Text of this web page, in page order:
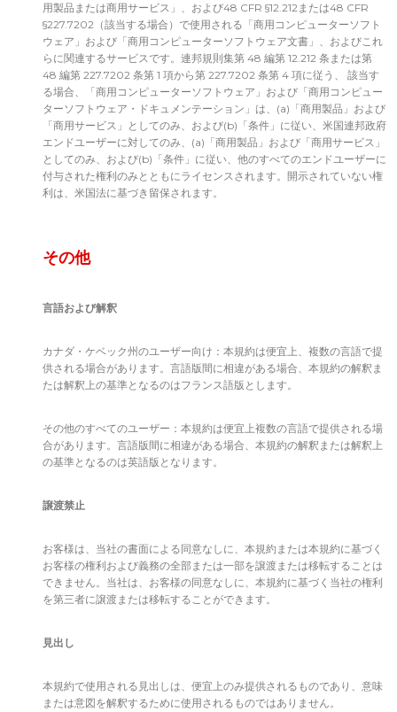
用製品または商用サービス」、および48 CFR §12.212または48 CFR
§227.7202（該当する場合）で使用される「商用コンピューターソフト
ウェア」および「商用コンピューターソフトウェア文書」、およびこれ
らに関連するサービスです。連邦規則集第 48 編第 12.212 条または第
48 編第 227.7202 条第 1 項から第 227.7202 条第 4 項に従う、 該当す
る場合、「商用コンピューターソフトウェア」および「商用コンピュー
ターソフトウェア・ドキュメンテーション」は、(a)「商用製品」および
「商用サービス」としてのみ、および(b)「条件」に従い、米国連邦政府
エンドユーザーに対してのみ、(a)「商用製品」および「商用サービス」
としてのみ、および(b)「条件」に従い、他のすべてのエンドユーザーに
付与された権利のみとともにライセンスされます。開示されていない権
利は、米国法に基づき留保されます。
その他
言語および解釈
カナダ・ケベック州のユーザー向け：本規約は便宜上、複数の言語で提
供される場合があります。言語版間に相違がある場合、本規約の解釈ま
たは解釈上の基準となるのはフランス語版とします。
その他のすべてのユーザー：本規約は便宜上複数の言語で提供される場
合があります。言語版間に相違がある場合、本規約の解釈または解釈上
の基準となるのは英語版となります。
譲渡禁止
お客様は、当社の書面による同意なしに、本規約または本規約に基づく
お客様の権利および義務の全部または一部を譲渡または移転することは
できません。当社は、お客様の同意なしに、本規約に基づく当社の権利
を第三者に譲渡または移転することができます。
見出し
本規約で使用される見出しは、便宜上のみ提供されるものであり、意味
または意図を解釈するために使用されるものではありません。